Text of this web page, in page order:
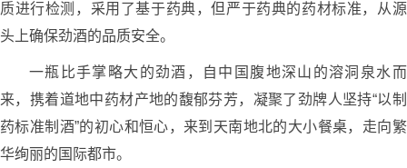
质进行检测，采用了基于药典，但严于药典的药材标准，从源
头上确保劲酒的品质安全。
一瓶比手掌略大的劲酒，自中国腹地深山的溶洞泉水而
来，携着道地中药材产地的馥郁芬芳，凝聚了劲牌人坚持“以制
药标准制酒”的初心和恒心，来到天南地北的大小餐桌，走向繁
华绚丽的国际都市。